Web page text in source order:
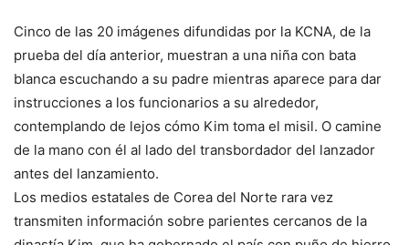
Cinco de las 20 imágenes difundidas por la KCNA, de la
prueba del día anterior, muestran a una niña con bata
blanca escuchando a su padre mientras aparece para dar
instrucciones a los funcionarios a su alrededor,
contemplando de lejos cómo Kim toma el misil. O camine
de la mano con él al lado del transbordador del lanzador
antes del lanzamiento.
Los medios estatales de Corea del Norte rara vez
transmiten información sobre parientes cercanos de la